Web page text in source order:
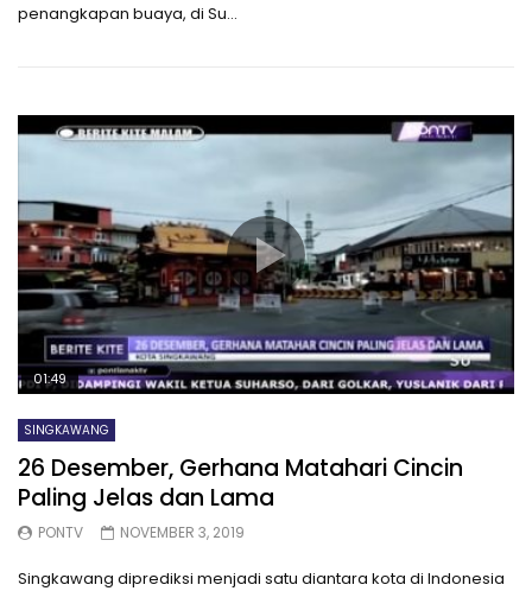
penangkapan buaya, di Su...
01:49
SINGKAWANG
26 Desember, Gerhana Matahari Cincin
Paling Jelas dan Lama
PONTV NOVEMBER 3, 2019
Singkawang diprediksi menjadi satu diantara kota di Indonesia